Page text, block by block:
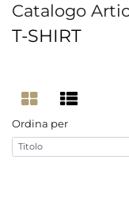
Catalogo
T-SHIRT
Ordina per